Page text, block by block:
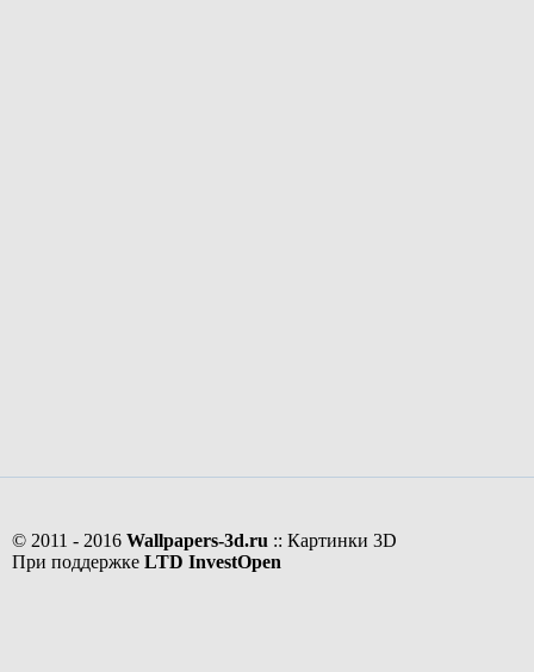
© 2011 - 2016 Wallpapers-3d.ru :: Картинки 3D
При поддержке LTD InvestOpen